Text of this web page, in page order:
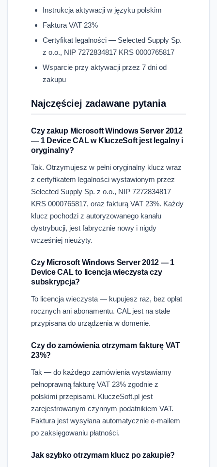
Instrukcja aktywacji w języku polskim
Faktura VAT 23%
Certyfikat legalności — Selected Supply Sp.
z o.o., NIP 7272834817 KRS 0000765817
Wsparcie przy aktywacji przez 7 dni od
zakupu
Najczęściej zadawane pytania
Czy zakup Microsoft Windows Server 2012
— 1 Device CAL w KluczeSoft jest legalny i
oryginalny?
Tak. Otrzymujesz w pełni oryginalny klucz wraz
z certyfikatem legalności wystawionym przez
Selected Supply Sp. z o.o., NIP 7272834817
KRS 0000765817, oraz fakturą VAT 23%. Każdy
klucz pochodzi z autoryzowanego kanału
dystrybucji, jest fabrycznie nowy i nigdy
wcześniej nieużyty.
Czy Microsoft Windows Server 2012 — 1
Device CAL to licencja wieczysta czy
subskrypcja?
To licencja wieczysta — kupujesz raz, bez opłat
rocznych ani abonamentu. CAL jest na stałe
przypisana do urządzenia w domenie.
Czy do zamówienia otrzymam fakturę VAT
23%?
Tak — do każdego zamówienia wystawiamy
pełnoprawną fakturę VAT 23% zgodnie z
polskimi przepisami. KluczeSoft.pl jest
zarejestrowanym czynnym podatnikiem VAT.
Faktura jest wysyłana automatycznie e-mailem
po zaksięgowaniu płatności.
Jak szybko otrzymam klucz po zakupie?